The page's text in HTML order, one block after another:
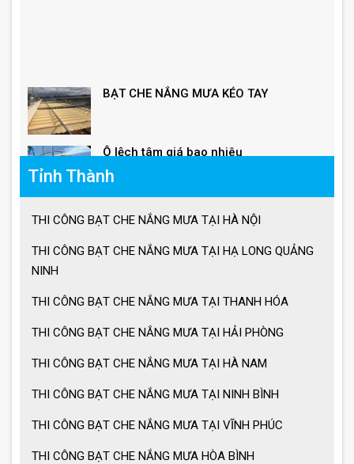
Giá ô lệch tâm vuông
Lưu ý khi sử dụng ô dù che nắng mưa
Ưu điểm ô dù che nắng mưa
Cách chọn ô dù che nắng mưa
Tỉnh Thành
THI CÔNG BẠT CHE NẮNG MƯA TẠI HÀ NỘI
THI CÔNG BẠT CHE NẮNG MƯA TẠI HẠ LONG QUẢNG
NINH
THI CÔNG BẠT CHE NẮNG MƯA TẠI THANH HÓA
THI CÔNG BẠT CHE NẮNG MƯA TẠI HẢI PHÒNG
THI CÔNG BẠT CHE NẮNG MƯA TẠI HÀ NAM
THI CÔNG BẠT CHE NẮNG MƯA TẠI NINH BÌNH
THI CÔNG BẠT CHE NẮNG MƯA TẠI VĨNH PHÚC
THI CÔNG BẠT CHE NẮNG MƯA HÒA BÌNH